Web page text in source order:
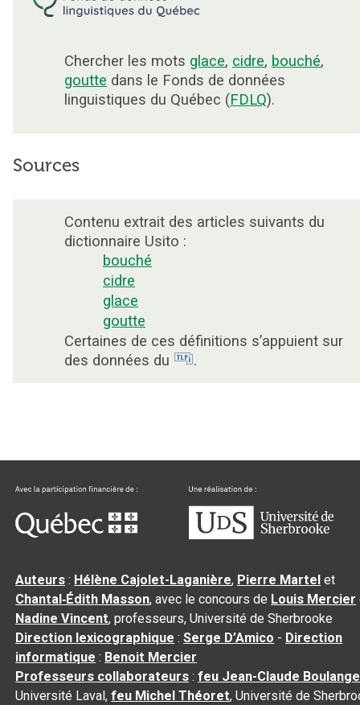
Chercher les mots glace, cidre, bouché,
goutte dans le Fonds de données
linguistiques du Québec (FDLQ).
Sources
Contenu extrait des articles suivants du
dictionnaire Usito :
bouché
cidre
glace
goutte
Certaines de ces définitions s’appuient sur
des données du
.
Auteurs : Hélène Cajolet-Laganière, Pierre Martel et
Chantal‑Édith Masson, avec le concours de Louis Mercier
Nadine Vincent, professeurs, Université de Sherbrooke
Direction lexicographique :Serge D’Amico - Direction
informatique : Benoit Mercier
Professeurs collaborateurs :feu Jean-Claude
Université Laval,feu Michel Théoret, Université de